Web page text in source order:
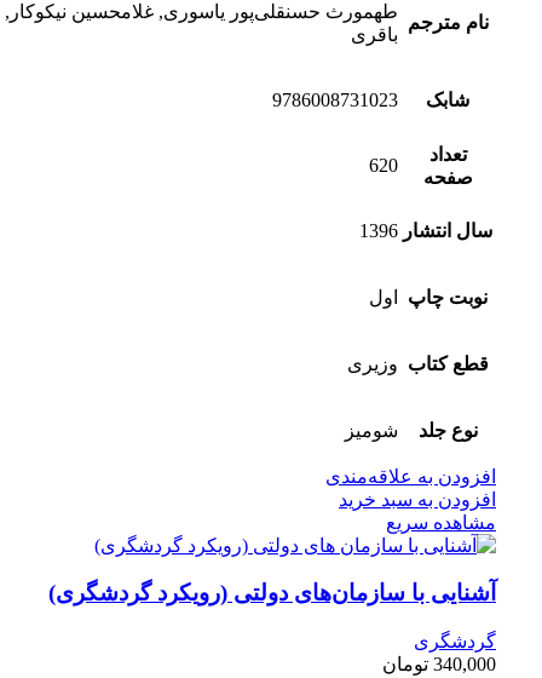
نام مترجم
طهمورث حسنقلی‌پور یاسوری, غلامحسین
باقری
شابک 9786008731023
تعداد
صفحه
620
سال انتشار 1396
نوبت چاپ اول
قطع کتاب وزیری
نوع جلد شومیز
افزودن به علاقه‌مندی
افزودن به سبد خرید
مشاهده سریع
آشنایی با سازمان‌های دولتی (رویکرد گردشگری)
گردشگری
340,000 تومان